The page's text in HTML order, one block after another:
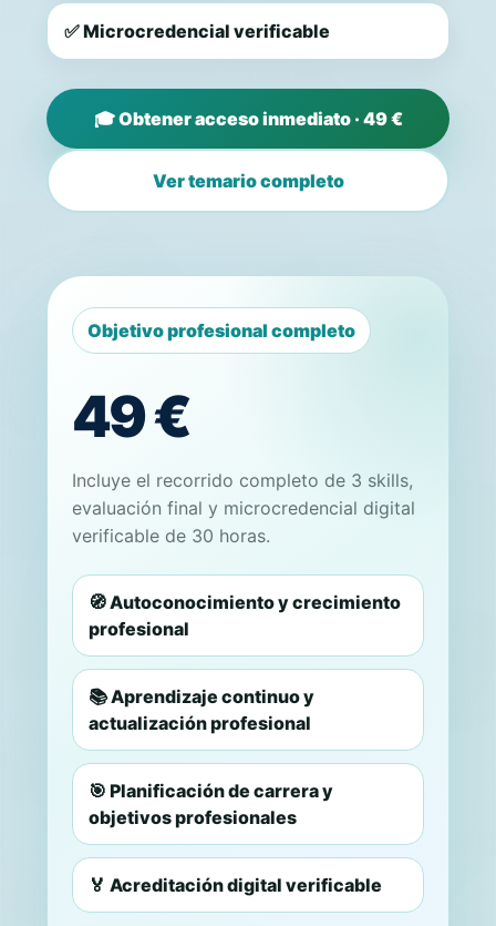
✅ Microcredencial verificable
🎓 Obtener acceso inmediato · 49 €
Ver temario completo
Objetivo profesional completo
49 €
Incluye el recorrido completo de 3 skills,
evaluación final y microcredencial digital
verificable de 30 horas.
🧭 Autoconocimiento y crecimiento
profesional
📚 Aprendizaje continuo y
actualización profesional
🎯 Planificación de carrera y
objetivos profesionales
🏅 Acreditación digital verificable